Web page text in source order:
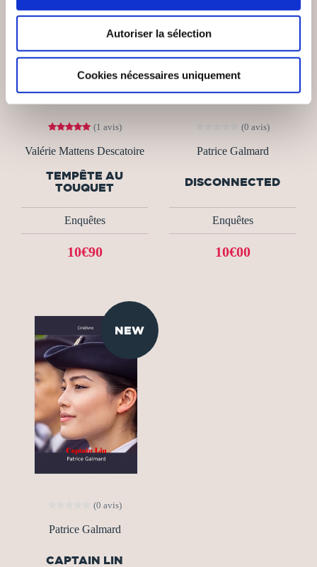
Autoriser la sélection
Cookies nécessaires uniquement
(1 avis)
Valérie Mattens Descatoire
TEMPÊTE AU
TOUQUET
Enquêtes
10€90
(0 avis)
Patrice Galmard
DISCONNECTED
Enquêtes
10€00
NEW
(0 avis)
Patrice Galmard
CAPTAIN LIN